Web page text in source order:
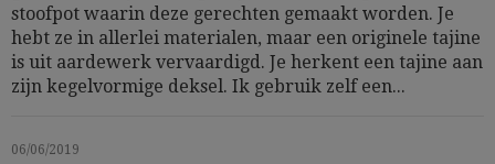
stoofpot waarin deze gerechten gemaakt worden. Je
hebt ze in allerlei materialen, maar een originele tajine
is uit aardewerk vervaardigd. Je herkent een tajine aan
zijn kegelvormige deksel. Ik gebruik zelf een...
06/06/2019